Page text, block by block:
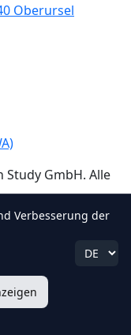
Oberursel
GmbH. Alle
Verbesserung der